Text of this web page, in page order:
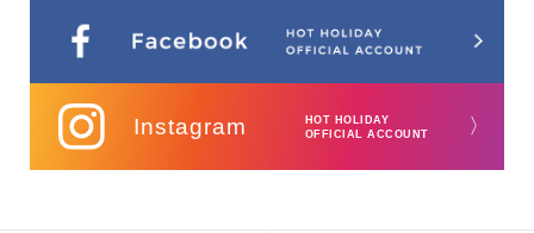
Instagram
HOT HOLIDAY
OFFICIAL ACCOUNT
〉